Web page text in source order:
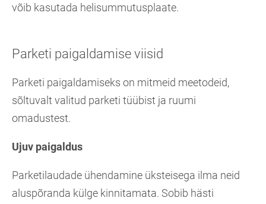
võib kasutada helisummutusplaate.
Parketi paigaldamise viisid
Parketi paigaldamiseks on mitmeid meetodeid,
sõltuvalt valitud parketi tüübist ja ruumi
omadustest.
Ujuv paigaldus
Parketilaudade ühendamine üksteisega ilma neid
aluspõranda külge kinnitamata. Sobib hästi